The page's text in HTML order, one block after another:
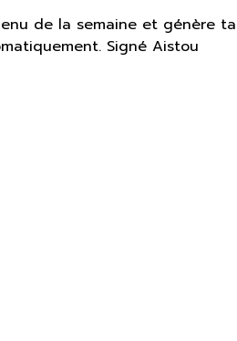
de la semaine et génère ta
Signé Aistou